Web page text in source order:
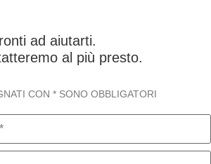
ad aiutarti.
al più presto.
CON * SONO OBBLIGATORI